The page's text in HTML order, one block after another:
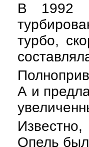
В 1992
турбо,
А и
Опель был